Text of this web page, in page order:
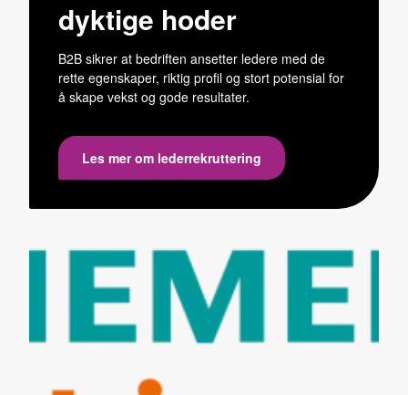
dyktige hoder
B2B sikrer at bedriften ansetter ledere med de
rette egenskaper, riktig profil og stort potensial for
å skape vekst og gode resultater.
Les mer om lederrekruttering